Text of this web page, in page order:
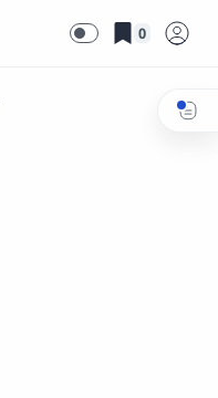
0